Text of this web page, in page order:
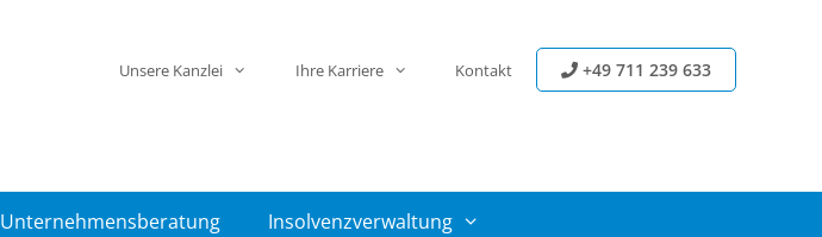
Unsere Kanzlei Ihre Karriere Kontakt +49 711 239 633
Unternehmensberatung Insolvenzverwaltung